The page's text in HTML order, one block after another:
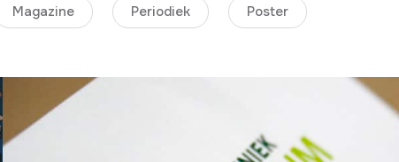
Magazine Periodiek Poster